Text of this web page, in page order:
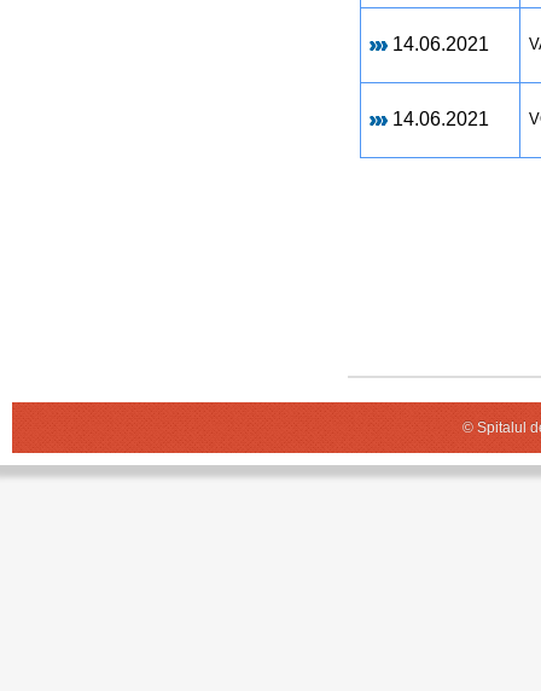
14.06.2021
14.06.2021
© Spitalul